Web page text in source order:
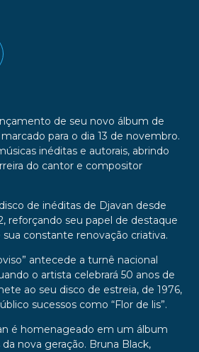
de seu novo álbum de
para o dia 13 de novembro.
inéditas e autorais, abrindo
do cantor e compositor
de inéditas de Djavan desde
reforçando seu papel de destaque
sua constante renovação criativa.
antecede a turnê nacional
o artista celebrará 50 anos de
ao seu disco de estreia, de 1976,
sucessos como “Flor de lis”.
é homenageado em um álbum
nova geração. Bruna Black,